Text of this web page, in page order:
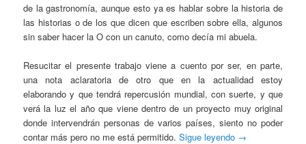
de la gastronomía, aunque esto ya es hablar sobre la historia de
las historias o de los que dicen que escriben sobre ella, algunos
sin saber hacer la O con un canuto, como decía mi abuela.
Resucitar el presente trabajo viene a cuento por ser, en parte,
una nota aclaratoria de otro que en la actualidad estoy
elaborando y que tendrá repercusión mundial, con suerte, y que
verá la luz el año que viene dentro de un proyecto muy original
donde intervendrán personas de varios países, siento no poder
contar más pero no me está permitido.Sigue leyendo →